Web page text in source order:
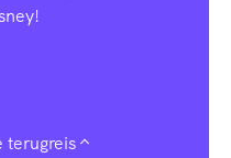
terugreis